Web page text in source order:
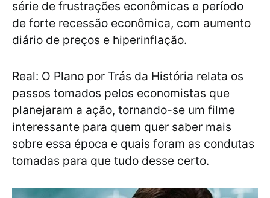
série de frustrações econômicas e período
de forte recessão econômica, com aumento
diário de preços e hiperinflação.
Real: O Plano por Trás da História relata os
passos tomados pelos economistas que
planejaram a ação, tornando-se um filme
interessante para quem quer saber mais
sobre essa época e quais foram as condutas
tomadas para que tudo desse certo.